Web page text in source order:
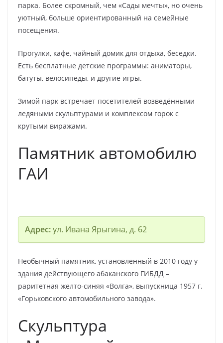
парка. Более скромный, чем «Сады мечты», но очень
уютный, больше ориентированный на семейные
посещения.
Прогулки, кафе, чайный домик для отдыха, беседки.
Есть бесплатные детские программы: аниматоры,
батуты, велосипеды, и другие игры.
Зимой парк встречает посетителей возведёнными
ледяными скульптурами и комплексом горок с
крутыми виражами.
Памятник автомобилю
ГАИ
Адрес:ул. Ивана Ярыгина, д. 62
Необычный памятник, установленный в 2010 году у
здания действующего абаканского ГИБДД –
раритетная желто-синяя «Волга», выпускница 1957 г.
«Горьковского автомобильного завода».
Скульптура